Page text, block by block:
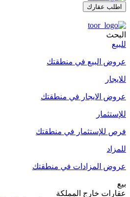
اطلب عقارك
البحث
للبيع
عروض البيع في منطقتك
للايجار
عروض الايجار في منطقتك
للإستثمار
فرص للإستثمار في منطقتك
للمزاد
عروض المزادات في منطقتك
بيع
عقارات خارج المملكة